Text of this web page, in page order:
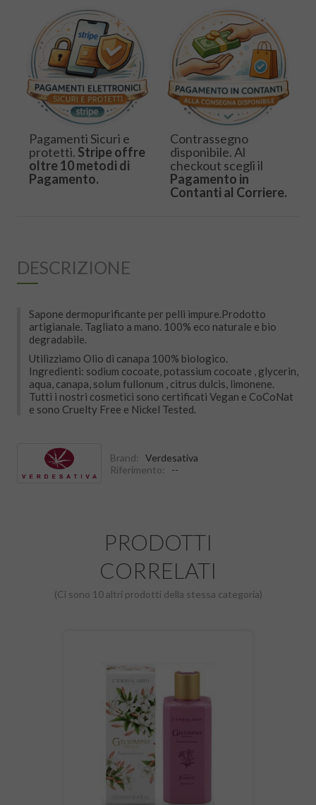
Pagamenti Sicuri e
protetti. Stripe offre
oltre 10 metodi di
Pagamento.
Contrassegno
disponibile. Al
checkout scegli il
Pagamento in
Contanti al Corriere.
DESCRIZIONE
Sapone dermopurificante per pelli impure.Prodotto
artigianale. Tagliato a mano. 100% eco naturale e bio
degradabile.
Utilizziamo Olio di canapa 100% biologico.
Ingredienti: sodium cocoate, potassium cocoate , glycerin,
aqua, canapa, solum fullonum , citrus dulcis, limonene.
Tutti i nostri cosmetici sono certificati Vegan e CoCoNat
e sono Cruelty Free e Nickel Tested.
Brand:
Verdesativa
Riferimento:
--
PRODOTTI
CORRELATI
(Ci sono 10 altri prodotti della stessa categoria)